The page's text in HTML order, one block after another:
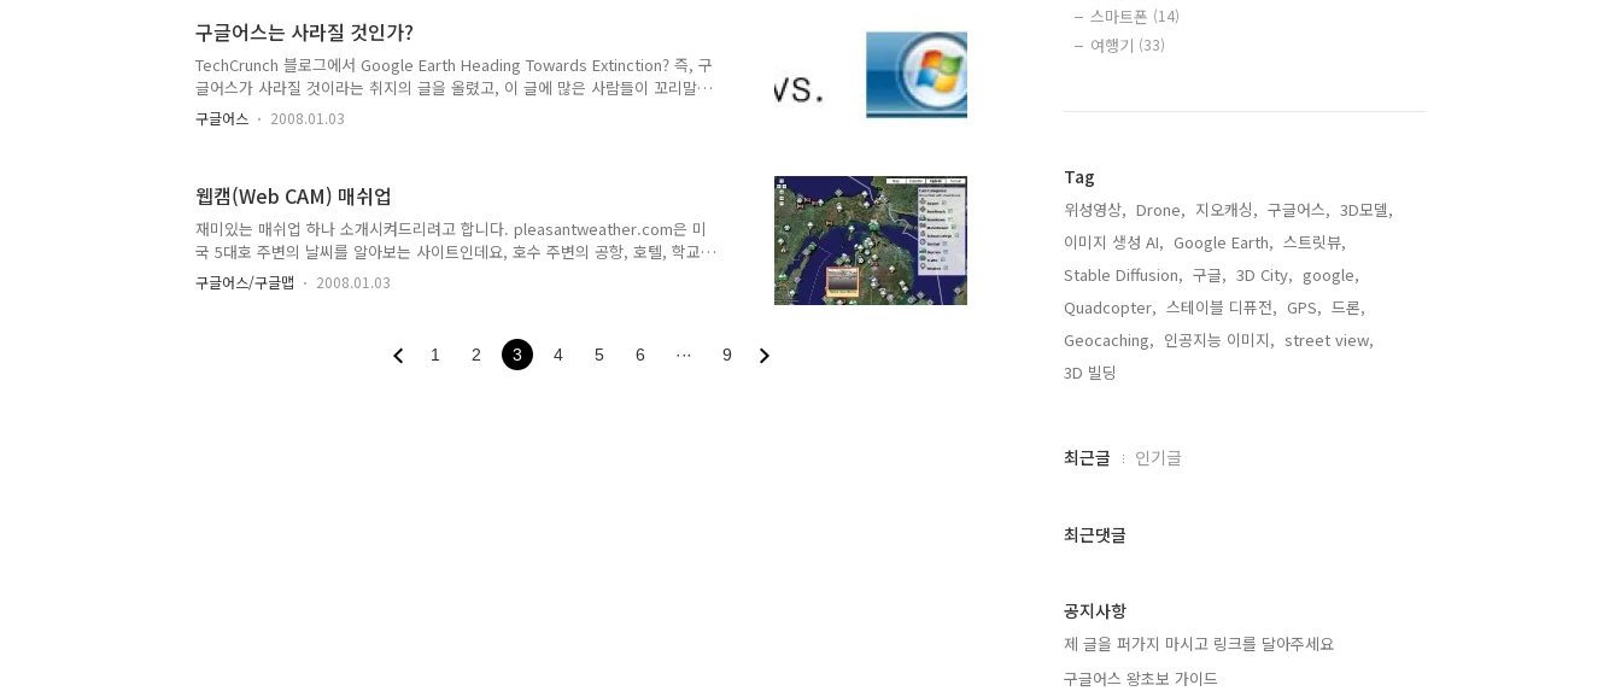
이오와주의 결과가 향후의 결과를 짐작할 수 있는 매우 중요한 이벤트라서 아주 관심이 높다고 하는데, 그 결과를
알아볼 수 있도록 구글맵에서 아이오와주 당..
구글어스는 사라질 것인가?
TechCrunch 블로그에서 Google Earth Heading Towards Extinction? 즉, 구
글어스가 사라질 것이라는 취지의 글을 올렸고, 이 글에 많은 사람들이 꼬리말을
붙이면서 논쟁이 시작되었습니다. TechCrunch의 논지는, 얼마전 구글맵에 지형
지도 등장, 공동으로 사용하는 지도 등에서 볼 수 있는 바와 같이 구글맵
라질 것이라는 것이었습니다. 아시는 것처럼 구글어스(Google Earht)는 구글이
처음부터 가지고 있었던 프로그램이 아니라, 2004년 10월 키홀(Keyhole)이란
회사를 인수하면서 서비스하기..
구글어스 2008.01.03
웹캠(Web CAM) 매쉬업
재미있는 매쉬업 하나 소개시켜드리려고 합니다. pleasantweather.com은 미
국 5대호 주변의 날씨를 알아보는 사이트인데요, 호수 주변의 공항, 호텔, 학교
등 여러 곳에 설치되어 있는 웹 캠을 한꺼번에 모아둔 매쉬업을 운영하고 있습니
다. (via Google Maps Mania) 홈페이지에 접속하시면 다음과 같은 그림을 보
를 올리면 작은 그림이 나타나고, 그걸 클릭하면 최근의 영상이 나타납니다.
==== 혹시나 싶어 구글에서 웹캠으로 검색을 해봤는데, 맑은서울 라이브캠, 전남
구글어스/구글맵 2008.01.03
1 2 3 4 5 6 ··· 9
스마트폰 (14)
여행기 (33)
Tag
위성영상, Drone, 지오캐싱, 구글어스, 3D모델,
이미지 생성 AI, Google Earth, 스트릿뷰,
Stable Diffusion, 구글, 3D City, google,
Quadcopter, 스테이블 디퓨전, GPS, 드론,
Geocaching, 인공지능 이미지, street view,
3D 빌딩,
최
과
글
최근글 인기글
최근댓글
공지사항
제 글을 퍼가지 마시고 링크를 달아주세요
구글어스 왕초보 가이드